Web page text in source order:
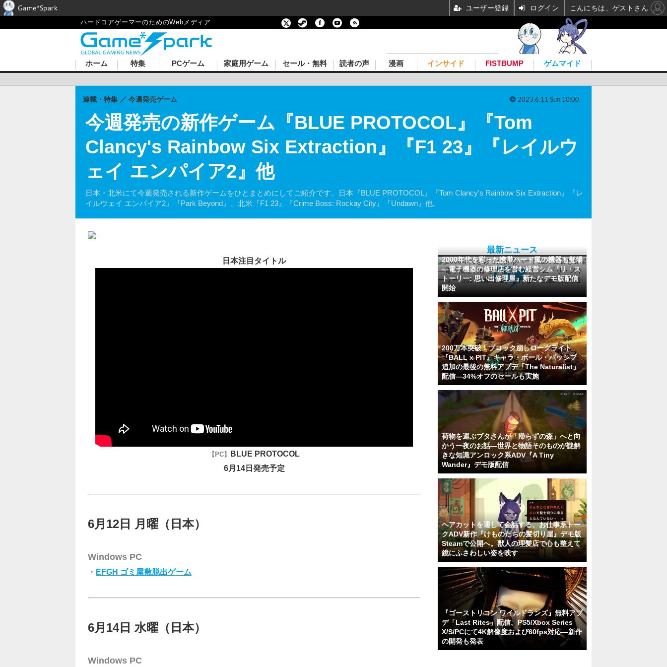
ハードコアゲーマーのためのWebメディア
ホーム 特集 PCゲーム 家庭用ゲーム セール・無料 読者の声 漫画 インサイド FISTBUMP ゲムマイド
今週発売の新作ゲーム『BLUE PROTOCOL』『Tom
Clancy's Rainbow Six Extraction』『F1 23』『レイルウ
ェイ エンパイア2』他
日本・北米にて今週発売される新作ゲームをひとまとめにしてご紹介です。日本『BLUE PROTOCOL』『Tom Clancy's Rainbow Six Extraction』『レ
イルウェイ エンパイア2』『Park Beyond』、北米『F1 23』『Crime Boss: Rockay City』『Undawn』他。
連載・特集 今週発売ゲーム 2023.6.11 Sun 10:00
日本注目タイトル
【PC】 BLUE PROTOCOL
6月14日発売予定
6月12日 月曜（日本）
Windows PC
・ EFGH ゴミ屋敷脱出ゲーム
6月14日 水曜（日本）
Windows PC
最新ニュース
2000年代を彩った携帯ハード風の機器も登場
―電子機器の修理店を営む経営シム『リ・ス
トーリー: 思い出修理屋』新たなデモ版配信
開始
200万本突破！ブロック崩しローグライト
『BALL x PIT』キャラ・ボール・パッシブ
追加の最後の無料アプデ「The Naturalist」
配信―34%オフのセールも実施
荷物を運ぶブタさんが「帰らずの森」へと向
かう一夜のお話―世界と物語そのものが謎解
きな知識アンロック系ADV『A Tiny
Wander』デモ版配信
ヘアカットを通して会話する、お仕事系トー
クADV新作『けものたちの髪切り屋』デモ版
Steamで公開へ。獣人の理髪店で心も整えて
鏡にふさわしい姿を映す
『ゴーストリコン ワイルドランズ』無料アプ
デ「Last Rites」配信。PS5/Xbox Series
X/S/PCにて4K解像度および60fps対応―新作
の開発も発表
Game*Spark ユーザー登録 ログイン こんにちは、ゲストさん